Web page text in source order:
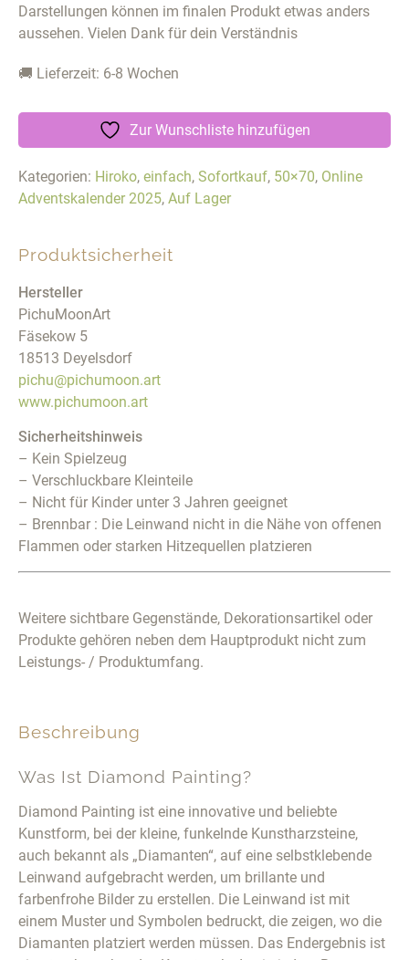
Darstellungen können im finalen Produkt etwas anders
aussehen. Vielen Dank für dein Verständnis
🚚 Lieferzeit: 6-8 Wochen
Zur Wunschliste hinzufügen
Kategorien: Hiroko, einfach, Sofortkauf, 50×70, Online
Adventskalender 2025, Auf Lager
Beschreibung
Was Ist Diamond Painting?
Diamond Painting ist eine innovative und beliebte
Kunstform, bei der kleine, funkelnde Kunstharzsteine,
auch bekannt als „Diamanten“, auf eine selbstklebende
Leinwand aufgebracht werden, um brillante und
farbenfrohe Bilder zu erstellen. Die Leinwand ist mit
einem Muster und Symbolen bedruckt, die zeigen, wo die
Diamanten platziert werden müssen. Das Endergebnis ist
Produktsicherheit
Hersteller
PichuMoonArt
Fäsekow 5
18513 Deyelsdorf
pichu@pichumoon.art
www.pichumoon.art
Sicherheitshinweis
– Kein Spielzeug
– Verschluckbare Kleinteile
– Nicht für Kinder unter 3 Jahren geeignet
– Brennbar : Die Leinwand nicht in die Nähe von offenen
Flammen oder starken Hitzequellen platzieren
Weitere sichtbare Gegenstände, Dekorationsartikel oder
Produkte gehören neben dem Hauptprodukt nicht zum
Leistungs- / Produktumfang.